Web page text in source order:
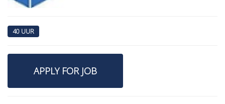
40 UUR
APPLY FOR JOB